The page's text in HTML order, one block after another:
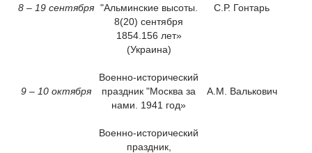
8 – 19 сентября "Альминские высоты.
8(20) сентября
1854.156 лет»
(Украина)
С.Р. Гонтарь
9 – 10 октября
Военно-исторический
праздник "Москва за
нами. 1941 год»
А.М. Валькович
Военно-исторический
праздник,